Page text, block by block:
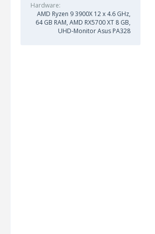
Hardware
AMD Ryzen 9 3900X 12 x 4.6 GHz,
64 GB RAM, AMD RX5700 XT 8 GB,
UHD-Monitor Asus PA328